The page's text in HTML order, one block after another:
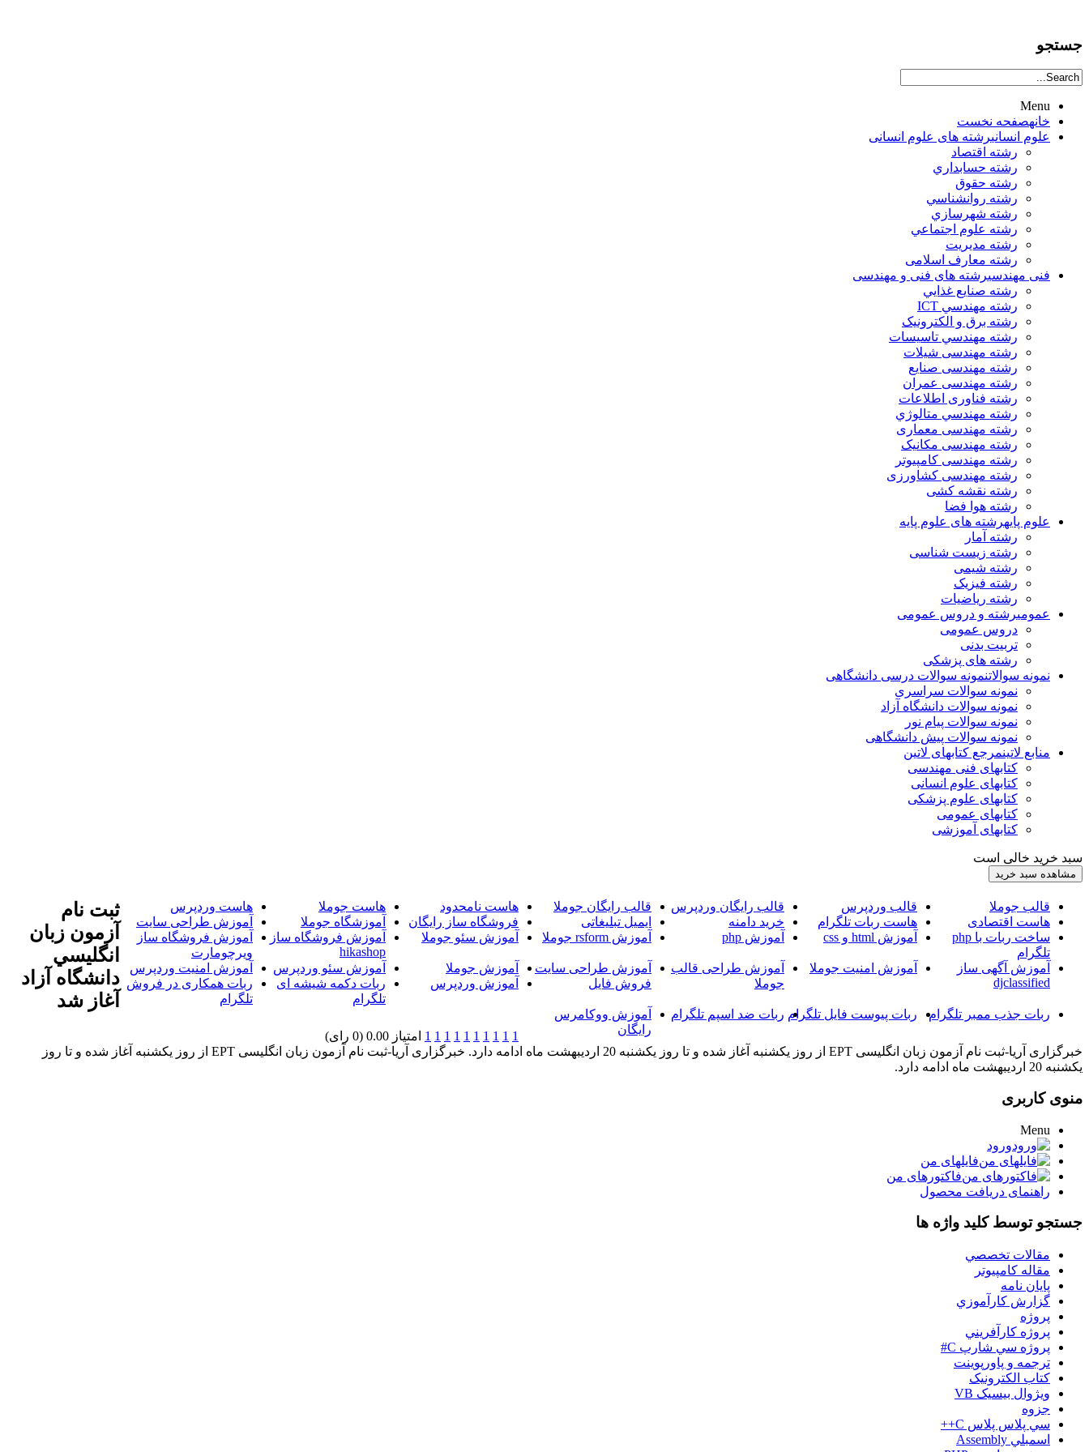
جستجو
Menu
خانهصفحه نخست
علوم انسانيرشته های علوم انسانی
رشته اقتصاد
رشته حسابداري
رشته حقوق
رشته روانشناسي
رشته شهرسازي
رشته علوم اجتماعي
رشته مديريت
رشته معارف اسلامی
فنی مهندسیرشته های فنی و مهندسی
رشته صنايع غذايي
رشته مهندسي ICT
رشته برق و الکترونيک
رشته مهندسي تاسيسات
رشته مهندسی شیلات
رشته مهندسی صنایع
رشته مهندسی عمران
رشته فناوری اطلاعات
رشته مهندسي متالوژي
رشته مهندسی معماری
رشته مهندسی مکانیک
رشته مهندسی کامپیوتر
رشته مهندسی کشاورزی
رشته نقشه کشی
رشته هوا فضا
علوم پایهرشته های علوم پایه
رشته آمار
رشته زیست شناسی
رشته شیمی
رشته فیزیک
رشته ریاضیات
عمومیرشته و دروس عمومی
دروس عمومی
تربیت بدنی
رشته های پزشکی
نمونه سوالاتنمونه سوالات درسی دانشگاهی
نمونه سوالات سراسری
نمونه سوالات دانشگاه آزاد
نمونه سوالات پیام نور
نمونه سوالات پیش دانشگاهی
منابع لاتینمرجع کتابهای لاتین
کتابهای فنی مهندسی
کتابهای علوم انسانی
کتابهای علوم پزشکی
کتابهای عمومی
کتابهای آموزشی
سبد خرید خالی است
قالب جوملا قالب وردپرس قالب رایگان وردپرس قالب رایگان جوملا هاست نامحدود هاست جوملا
هاست وردپرس
هاست اقتصادی
هاست ربات تلگرام خرید دامنه ایمیل تبلیغاتی فروشگاه ساز رایگان آموزشگاه جوملا
آموزش طراحی سایت
ساخت ربات با php
تلگرام
آموزش html و css آموزش php آموزش rsform جوملا آموزش سئو جوملا
آموزش فروشگاه ساز
hikashop
آموزش فروشگاه ساز
ویرچومارت
آموزش آگهی ساز
djclassified
آموزش امنیت جوملا
آموزش طراحی قالب
جوملا
آموزش طراحی سایت
فروش فایل
آموزش جوملا آموزش سئو وردپرس
آموزش امنیت وردپرس
آموزش وردپرس
ربات دکمه شیشه ای
تلگرام
ربات همکاری در فروش
تلگرام
ربات جذب ممبر تلگرام
ربات پیوست فایل تلگرام ربات ضد اسپم تلگرام
آموزش ووکامرس
رایگان
ثبت نام
آزمون زبان
انگليسي
دانشگاه آزاد
آغاز شد
1
1
1
1
1
1
1
1
1
1 امتیاز 0.00 (0 رای)
خبرگزاری آریا-ثبت نام آزمون زبان انگلیسی EPT از روز یکشنبه آغاز شده و تا روز یکشنبه 20 اردیبهشت ماه ادامه دارد. خبرگزاری آریا-ثبت نام آزمون زبان انگلیسی EPT از روز یکشنبه آغاز شده و تا روز
یکشنبه 20 اردیبهشت ماه ادامه دارد.
منوی کاربری
Menu
ورود
فایلهای من
فاکتورهای من
راهنمای دریافت محصول
جستجو توسط کلید واژه ها
مقالات تخصصي
مقاله کامپیوتر
پایان نامه
گزارش کارآموزي
پروژه
پروژه کارآفريني
پروژه سي شارپ C#
ترجمه و پاورپوينت
کتاب الکترونيک
ويژوال بيسيک VB
جزوه
سي پلاس پلاس C++
اسمبلي Assembly